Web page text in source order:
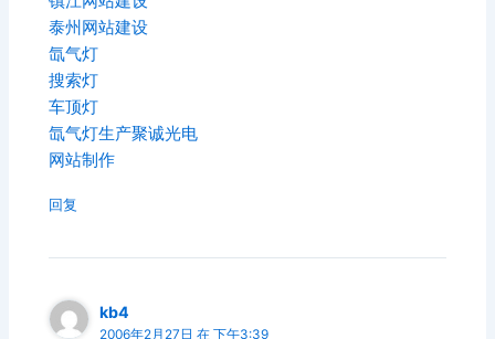
泰州网站建设
氙气灯
搜索灯
车顶灯
氙气灯生产聚诚光电
网站制作
回复
kb4
2006年2月27日 在 下午3:39